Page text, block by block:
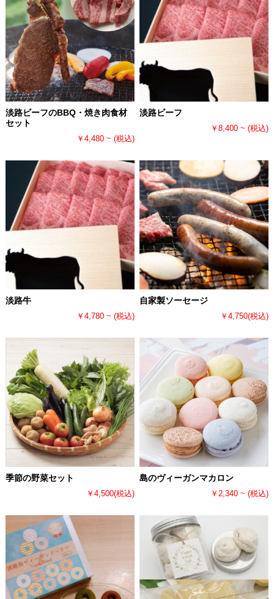
淡路ビーフのBBQ・焼き肉食材
セット
￥4,480 ~ (税込)
淡路ビーフ
￥8,400 ~(税込)
淡路牛
￥4,780 ~ (税込)
自家製ソーセージ
￥4,750(税込)
季節の野菜セット
￥4,500(税込)
島のヴィーガンマカロン
￥2,340 ~(税込)